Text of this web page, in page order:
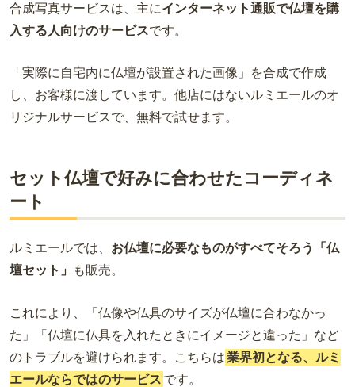
合成写真サービスは、主にインターネット通販で仏壇を購
入する人向けのサービスです。
「実際に自宅内に仏壇が設置された画像」を合成で作成
し、お客様に渡しています。他店にはないルミエールのオ
リジナルサービスで、無料で試せます。
セット仏壇で好みに合わせたコーディネ
ート
ルミエールでは、 お仏壇に必要なものがすべてそろう「仏
壇セット」
も販売。
これにより、「仏像や仏具のサイズが仏壇に合わなかっ
た」「仏壇に仏具を入れたときにイメージと違った」など
のトラブルを避けられます。こちらは業界初となる、ルミ
エールならではのサービス です。